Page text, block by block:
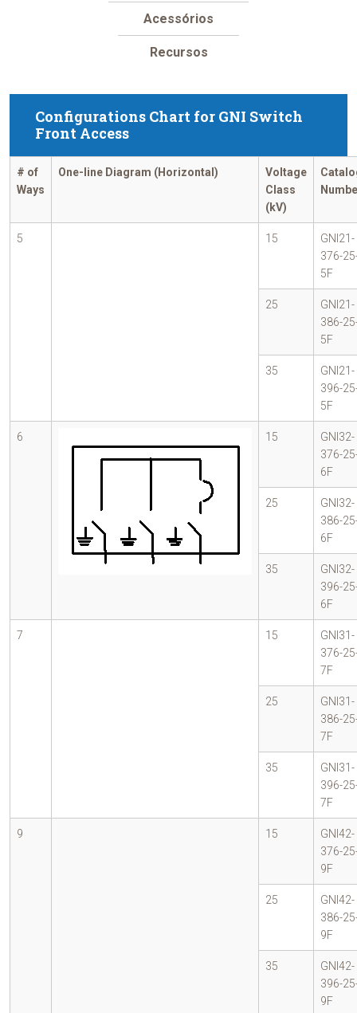
Acessórios
Recursos
Configurations Chart for GNI Switch
Front Access
# of
Ways
One-line Diagram (Horizontal)
Voltage
Class
(kV)
5 15
GNI21-
376-
5F
25
GNI21-
386-
5F
35
GNI21-
396-
5F
6 15
GNI32-
376-
6F
25
GNI32-
386-
6F
35
GNI32-
396-
6F
7 15
GNI31-
376-
7F
25
GNI31-
386-
7F
35
GNI31-
396-
7F
9 15
GNI42-
376-
9F
25
GNI42-
386-
9F
35
GNI42-
396-
9F